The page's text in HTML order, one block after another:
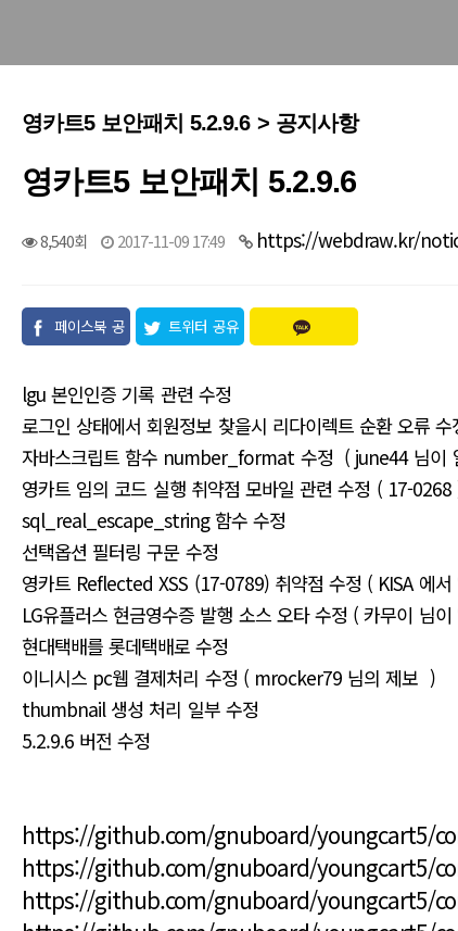
영카트5 보안패치 5.2.9.6 > 공지사항
영카트5 보안패치 5.2.9.6
8,540회 2017-11-09 17:49 https://webdraw.kr/
페이스북 공
트위터 공유
lgu 본인인증 기록 관련 수정
로그인 상태에서 회원정보 찾을시 리다이렉트 순환 오류
자바스크립트 함수 number_format 수정 ( june44 님이
영카트 임의 코드 실행 취약점 모바일 관련 수정 ( 17-
sql_real_escape_string 함수 수정
선택옵션 필터링 구문 수정
영카트 Reflected XSS (17-0789) 취약점 수정 ( KISA 에서
LG유플러스 현금영수증 발행 소스 오타 수정 ( 카무이 님
현대택배를 롯데택배로 수정
이니시스 pc웹 결제처리 수정 ( mrocker79 님의 제보 )
thumbnail 생성 처리 일부 수정
5.2.9.6 버전 수정
https://github.com/gnuboard/youngcart5/
https://github.com/gnuboard/youngcart5/
https://github.com/gnuboard/youngcart5/